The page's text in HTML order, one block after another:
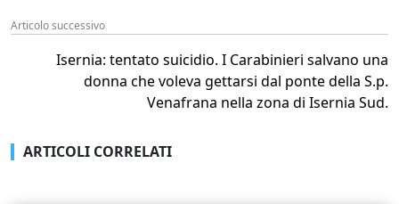
Articolo successivo
Isernia: tentato suicidio. I Carabinieri salvano una
donna che voleva gettarsi dal ponte della S.p.
Venafrana nella zona di Isernia Sud.
ARTICOLI CORRELATI